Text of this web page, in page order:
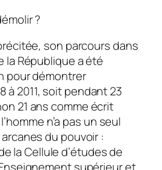
?
son parcours dans
République a été
pour démontrer
à 2011, soit pendant 23
21 ans comme écrit
n’a pas un seul
du pouvoir :
la Cellule d’études de